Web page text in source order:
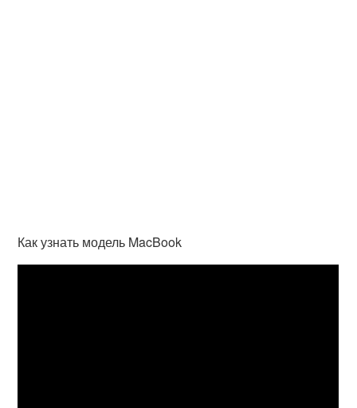
Как узнать модель MacBook